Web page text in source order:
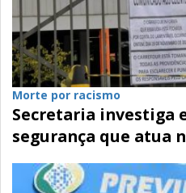
Morte por racismo
Secretaria investiga
segurança que atua